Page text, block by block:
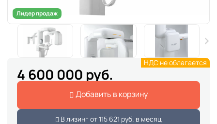
Лидер продаж
4 600 000 руб.
Добавить в корзину
В лизинг от115 621 руб. в месяц
НДС не облагается